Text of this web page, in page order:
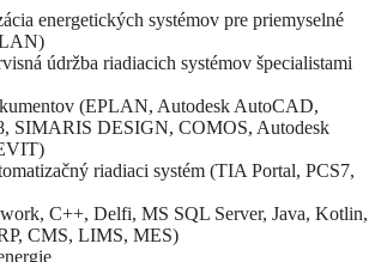
energetických systémov pre priemyselné
údržba riadiacich systémov špecialistami
(EPLAN, Autodesk AutoCAD,
SIMARIS DESIGN, COMOS, Autodesk
riadiaci systém (TIA Portal, PCS7,
C++, Delfi, MS SQL Server, Java, Kotlin,
CMS, LIMS, MES)